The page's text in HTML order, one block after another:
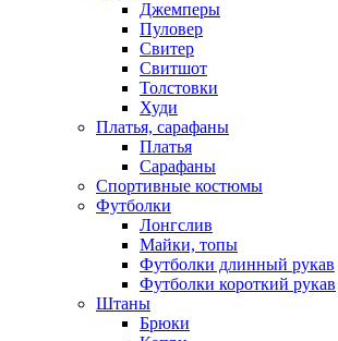
Джемперы
Пуловер
Свитер
Свитшот
Толстовки
Худи
Платья, сарафаны
Платья
Сарафаны
Спортивные костюмы
Футболки
Лонгслив
Майки, топы
Футболки длинный рукав
Футболки короткий рукав
Штаны
Брюки